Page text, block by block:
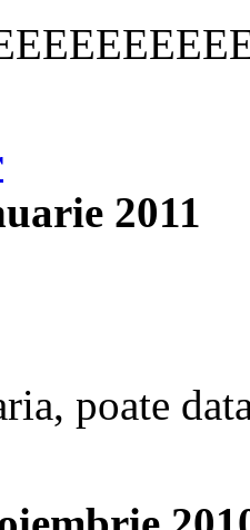
2011
poate